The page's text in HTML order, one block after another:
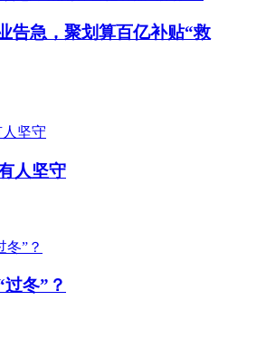
告急，聚划算百亿补贴“救
人坚守
冬”？